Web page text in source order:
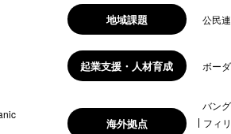
地域課題 公民
起業支援・人材育成 ボー
海外拠点
バン
フィ